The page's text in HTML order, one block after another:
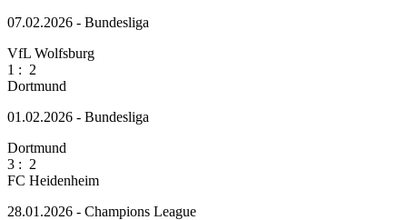
07.02.2026 - Bundesliga
VfL Wolfsburg
1 : 2
Dortmund
01.02.2026 - Bundesliga
Dortmund
3 : 2
FC Heidenheim
28.01.2026 - Champions League